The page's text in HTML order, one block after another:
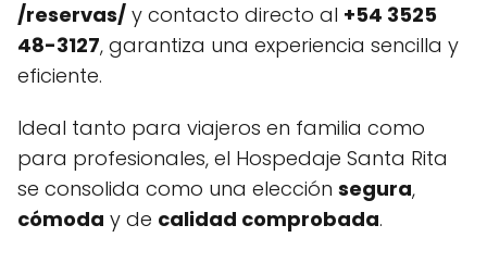
/reservas/ y contacto directo al +54 3525
48-3127, garantiza una experiencia sencilla y
eficiente.
Ideal tanto para viajeros en familia como
para profesionales, el Hospedaje Santa Rita
se consolida como una elección segura,
cómoda y de calidad comprobada.